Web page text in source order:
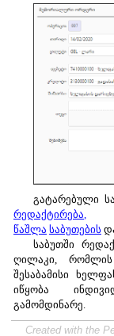
გატარებული
რედაქტირება
წაშლა საბუთების
საბუთში
ღილაკი, რომლის
შესაბამისი
იწყობა
გამომდინარე.
Created with the